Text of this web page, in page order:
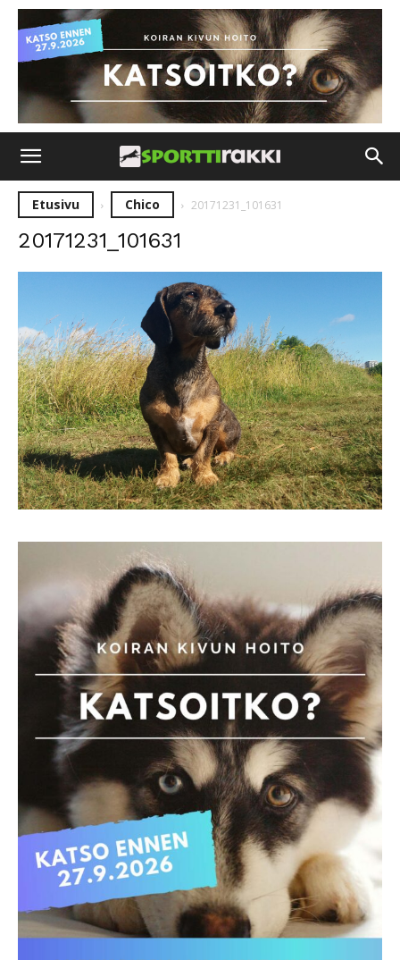
Etusivu Chico 20171231_101631
20171231_101631